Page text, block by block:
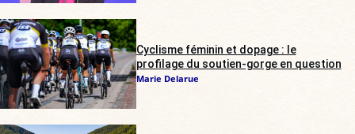
Cyclisme féminin et dopage : le
profilage du soutien-gorge en question
Marie Delarue